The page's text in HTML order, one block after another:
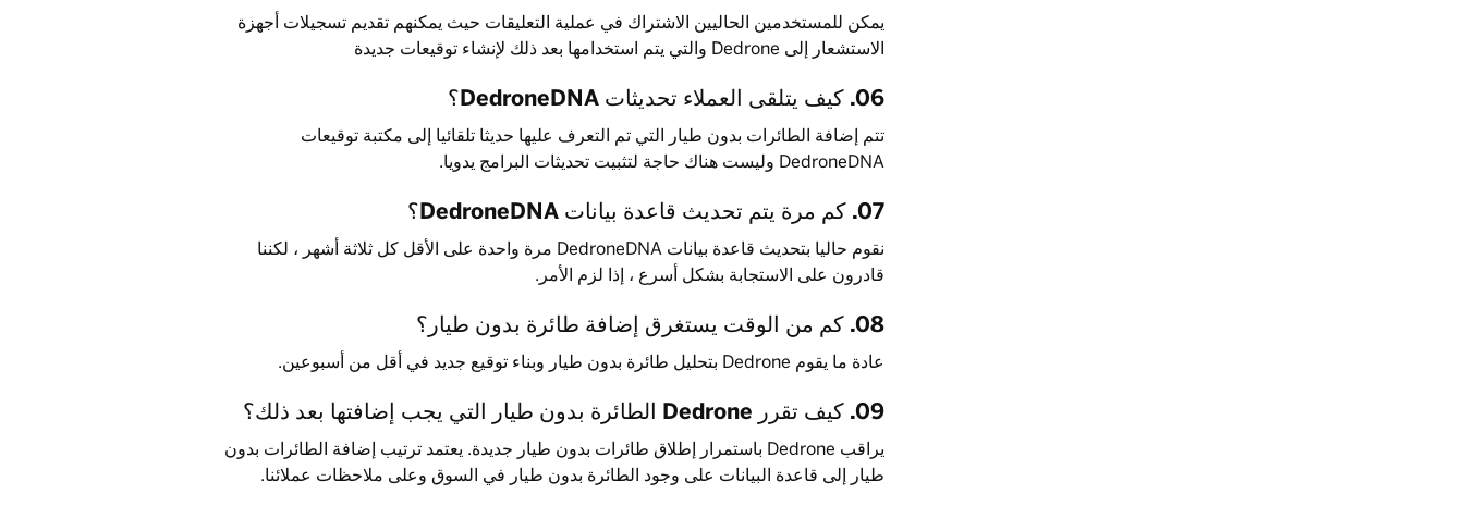
يمكن للمستخدمين الحاليين الاشتراك في عملية التعليقات حيث يمكنهم تقديم تسجيلات أجهزة
الاستشعار إلى Dedrone والتي يتم استخدامها بعد ذلك لإنشاء توقيعات جديدة
06. كيف يتلقى العملاء تحديثات DedroneDNA؟
تتم إضافة الطائرات بدون طيار التي تم التعرف عليها حديثا تلقائيا إلى مكتبة توقيعات
DedroneDNA وليست هناك حاجة لتثبيت تحديثات البرامج يدويا.
07. كم مرة يتم تحديث قاعدة بيانات DedroneDNA؟
نقوم حاليا بتحديث قاعدة بيانات DedroneDNA مرة واحدة على الأقل كل ثلاثة أشهر ، لكننا
قادرون على الاستجابة بشكل أسرع ، إذا لزم الأمر.
08. كم من الوقت يستغرق إضافة طائرة بدون طيار؟
عادة ما يقوم Dedrone بتحليل طائرة بدون طيار وبناء توقيع جديد في أقل من أسبوعين.
09. كيف تقرر Dedrone الطائرة بدون طيار التي يجب إضافتها بعد ذلك؟
يراقب Dedrone باستمرار إطلاق طائرات بدون طيار جديدة. يعتمد ترتيب إضافة الطائرات بدون
طيار إلى قاعدة البيانات على وجود الطائرة بدون طيار في السوق وعلى ملاحظات عملائنا.